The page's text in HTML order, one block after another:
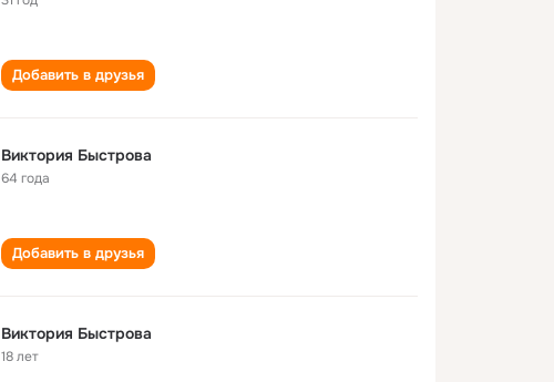
Добавить в друзья
Виктория Быстрова
64 года
Добавить в друзья
Виктория Быстрова
18 лет